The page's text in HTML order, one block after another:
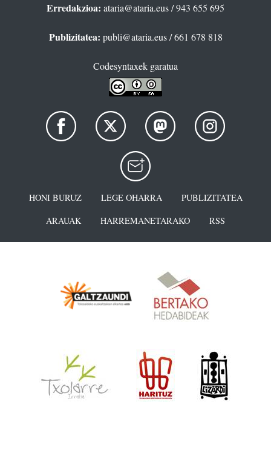
Erredakzioa: ataria@ataria.eus/ 943 655 695
Publizitatea: publi@ataria.eus/ 661 678 818
Codesyntaxek garatua
HONI BURUZ LEGE OHARRA
PUBLIZITATEA
ARAUAK
HARREMANETARAKO RSS